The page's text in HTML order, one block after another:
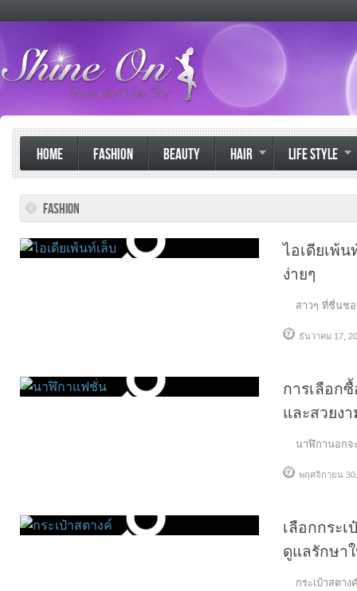
HOME FASHION BEAUTY HAIR LIFE STYLE
FASHION
ไอเดียเพ้
ง่ายๆ
สาวๆ ที่ชื่นชอ
ธันวาคม 17,
การเลือก
และสวยง
นาฬิกานอกจะ
พฤศจิกายน
เลือกกระ
ดูแลรักษา
กระเป๋าสตาง